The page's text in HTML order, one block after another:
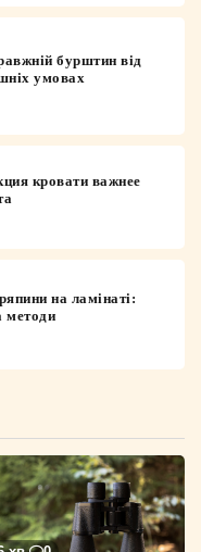
бурштин від
умовах
кровати важнее
на ламінаті:
методи